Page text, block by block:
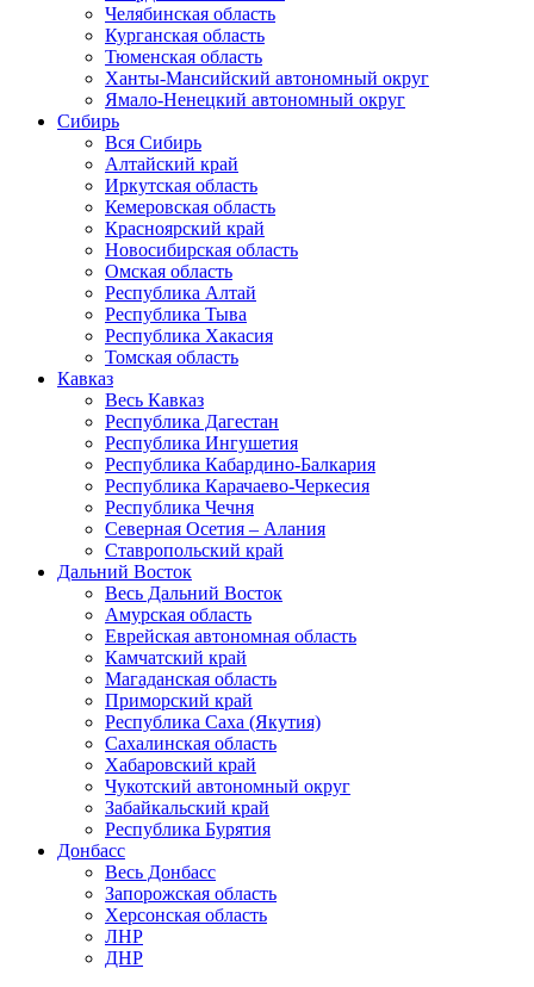
Челябинская область
Курганская область
Тюменская область
Ханты-Мансийский автономный округ
Ямало-Ненецкий автономный округ
Сибирь
Вся Сибирь
Алтайский край
Иркутская область
Кемеровская область
Красноярский край
Новосибирская область
Омская область
Республика Алтай
Республика Тыва
Республика Хакасия
Томская область
Кавказ
Весь Кавказ
Республика Дагестан
Республика Ингушетия
Республика Кабардино-Балкария
Республика Карачаево-Черкесия
Республика Чечня
Северная Осетия – Алания
Ставропольский край
Дальний Восток
Весь Дальний Восток
Амурская область
Еврейская автономная область
Камчатский край
Магаданская область
Приморский край
Республика Саха (Якутия)
Сахалинская область
Хабаровский край
Чукотский автономный округ
Забайкальский край
Республика Бурятия
Донбасс
Весь Донбасс
Запорожская область
Херсонская область
ЛНР
ДНР